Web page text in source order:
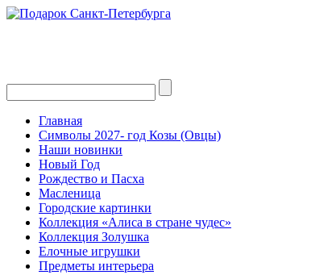
Главная
Символы 2027- год Козы (Овцы)
Наши новинки
Новый Год
Рождество и Пасха
Масленица
Городские картинки
Коллекция «Алиса в стране чудес»
Коллекция Золушка
Елочные игрушки
Предметы интерьера